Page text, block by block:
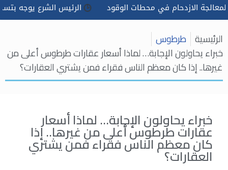
في محطات الوقود الرئيس الشرع يوجه بتسخير كل
الرئيسية طرطوس
خبراء يحاولون الإجابة… لماذا أسعار عقارات طرطوس أعلى من
غيرها.. إذا كان معظم الناس فقراء فمن يشتري العقارات؟
خبراء يحاولون الإجابة… لماذا أسعار
عقارات طرطوس أعلى من غيرها.. إذا
كان معظم الناس فقراء فمن يشتري
العقارات؟